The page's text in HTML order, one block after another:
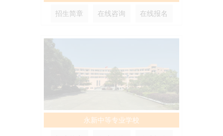
招生简章 在线咨询 在线报名
永新中等专业学校